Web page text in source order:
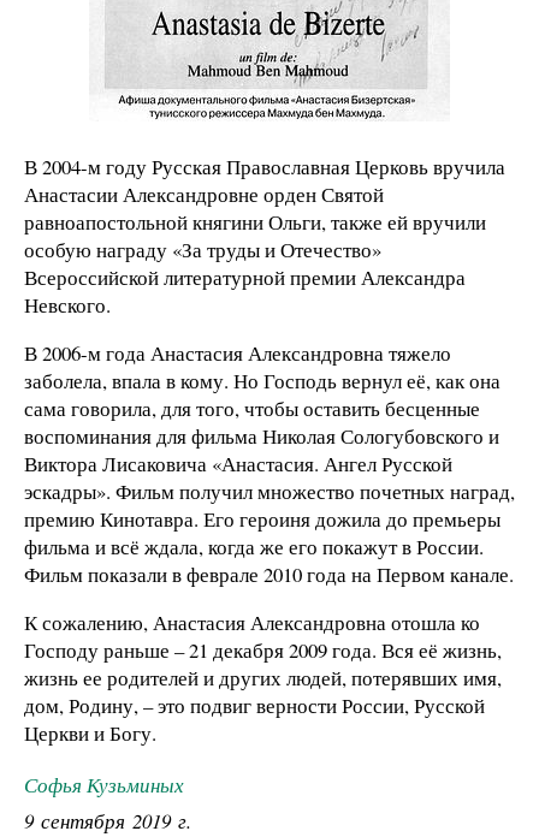
В 2004-м году Русская Православная Церковь вручила
Анастасии Александровне орден Святой
равноапостольной княгини Ольги, также ей вручили
особую награду «За труды и Отечество»
Всероссийской литературной премии Александра
Невского.
В 2006-м года Анастасия Александровна тяжело
заболела, впала в кому. Но Господь вернул её, как она
сама говорила, для того, чтобы оставить бесценные
воспоминания для фильма Николая Сологубовского и
Виктора Лисаковича «Анастасия. Ангел Русской
эскадры». Фильм получил множество почетных наград,
премию Кинотавра. Его героиня дожила до премьеры
фильма и всё ждала, когда же его покажут в России.
Фильм показали в феврале 2010 года на Первом канале.
К сожалению, Анастасия Александровна отошла ко
Господу раньше – 21 декабря 2009 года. Вся её жизнь,
жизнь ее родителей и других людей, потерявших имя,
дом, Родину, – это подвиг верности России, Русской
Церкви и Богу.
Софья Кузьминых
9 сентября 2019 г.